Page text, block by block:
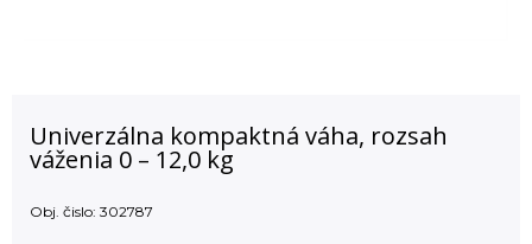
Univerzálna kompaktná váha, rozsah
váženia 0 – 12,0 kg
Obj. čislo: 302787